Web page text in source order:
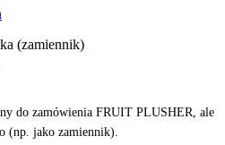
(zamiennik)
do zamówienia FRUIT PLUSHER, ale
(np. jako zamiennik).